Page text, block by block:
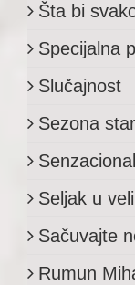
Šta bi
Specijalna
Slučajnost
Sezona
Seljak u
Sačuvajte
Rumun